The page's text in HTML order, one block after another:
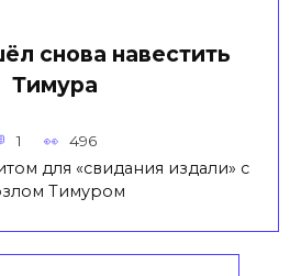
снова навестить
Тимура
1 496
для «свидания издали» с
Тимуром